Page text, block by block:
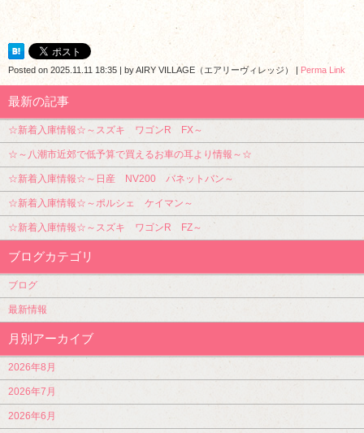
Posted on 2025.11.11 18:35 | byAIRY VILLAGE（エアリーヴィレッジ） | Perma Link
最新の記事
☆新着入庫情報☆～スズキ ワゴンR FX～
☆～八潮市近郊で低予算で買えるお車の耳より情報～☆
☆新着入庫情報☆～日産 NV200 バネットバン～
☆新着入庫情報☆～ポルシェ ケイマン～
☆新着入庫情報☆～スズキ ワゴンR FZ～
ブログカテゴリ
ブログ
最新情報
月別アーカイブ
2026年8月
2026年7月
2026年6月